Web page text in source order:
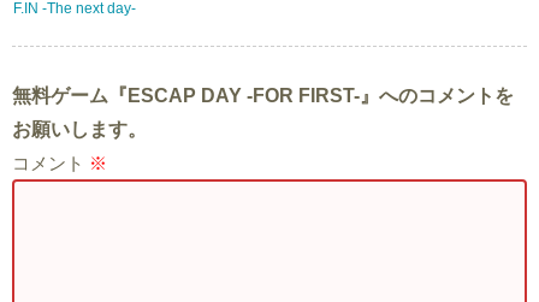
F.IN -The next day-
無料ゲーム『ESCAP DAY -FOR FIRST-』へのコメントを
お願いします。
コメント ※